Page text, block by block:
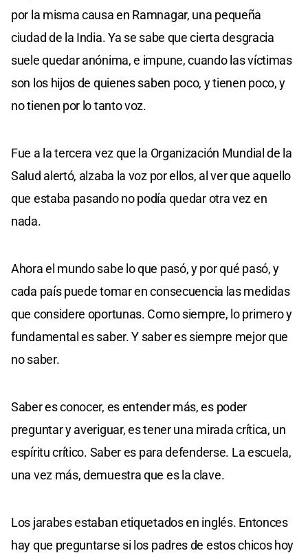
por la misma causa en Ramnagar, una pequeña
ciudad de la India. Ya se sabe que cierta desgracia
suele quedar anónima, e impune, cuando las víctimas
son los hijos de quienes saben poco, y tienen poco, y
no tienen por lo tanto voz.
Fue a la tercera vez que la Organización Mundial de la
Salud alertó, alzaba la voz por ellos, al ver que aquello
que estaba pasando no podía quedar otra vez en
nada.
Ahora el mundo sabe lo que pasó, y por qué pasó, y
cada país puede tomar en consecuencia las medidas
que considere oportunas. Como siempre, lo primero y
fundamental es saber. Y saber es siempre mejor que
no saber.
Saber es conocer, es entender más, es poder
preguntar y averiguar, es tener una mirada crítica, un
espíritu crítico. Saber es para defenderse. La escuela,
una vez más, demuestra que es la clave.
Los jarabes estaban etiquetados en inglés. Entonces
hay que preguntarse si los padres de estos chicos hoy